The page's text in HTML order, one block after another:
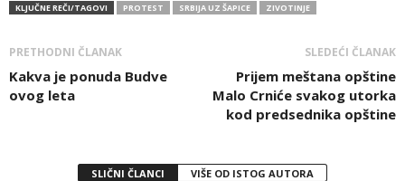
KLJUČNE REČI/TAGOVI
PROTEST SRBIJA UZ ŠAPICE ZIVOTINJE
PRETHODNI ČLANAK
Kakva je ponuda Budve
ovog leta
SLEDEĆI ČLANAK
Prijem meštana opštine
Malo Crniće svakog utorka
kod predsednika opštine
SLIČNI ČLANCI VIŠE OD ISTOG AUTORA